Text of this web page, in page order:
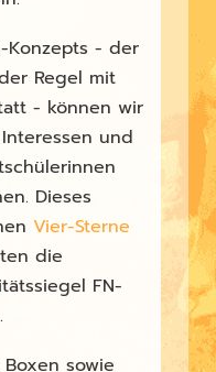
Konzepts - der
Regel mit
- können wir
und
Dieses
Vier-Sterne
die
FN-
sowie